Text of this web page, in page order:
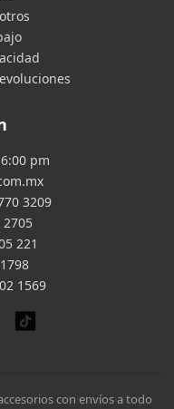
pm
3209
2705
221
1569
con envíos a todo